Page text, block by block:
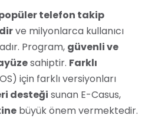
telefon takip
ve milyonlarca kullanıcı
Program, güvenli ve
sahiptir. Farklı
için farklı versiyonları
desteği sunan E-Casus,
büyük önem vermektedir.